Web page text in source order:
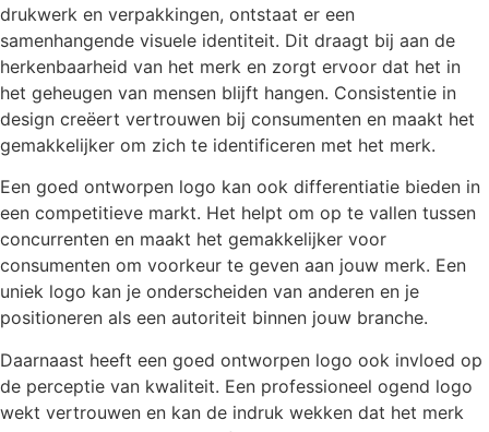
drukwerk en verpakkingen, ontstaat er een
samenhangende visuele identiteit. Dit draagt bij aan de
herkenbaarheid van het merk en zorgt ervoor dat het in
het geheugen van mensen blijft hangen. Consistentie in
design creëert vertrouwen bij consumenten en maakt het
gemakkelijker om zich te identificeren met het merk.
Een goed ontworpen logo kan ook differentiatie bieden in
een competitieve markt. Het helpt om op te vallen tussen
concurrenten en maakt het gemakkelijker voor
consumenten om voorkeur te geven aan jouw merk. Een
uniek logo kan je onderscheiden van anderen en je
positioneren als een autoriteit binnen jouw branche.
Daarnaast heeft een goed ontworpen logo ook invloed op
de perceptie van kwaliteit. Een professioneel ogend logo
wekt vertrouwen en kan de indruk wekken dat het merk